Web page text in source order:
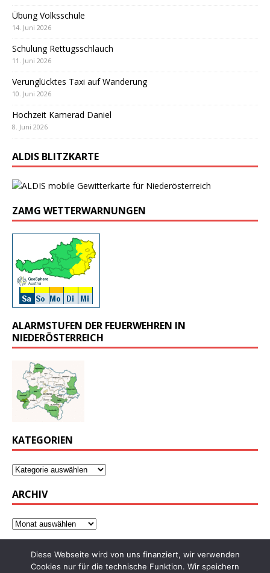
Übung Volksschule
14. Juni 2026
Schulung Rettugsschlauch
11. Juni 2026
Verunglücktes Taxi auf Wanderung
10. Juni 2026
Hochzeit Kamerad Daniel
8. Juni 2026
ALDIS BLITZKARTE
ZAMG WETTERWARNUNGEN
ALARMSTUFEN DER FEUERWEHREN IN
NIEDERÖSTERREICH
KATEGORIEN
ARCHIV
Diese Webseite wird von uns finanziert, wir verwenden
Cookies nur für die technische Funktion. Wir speichern